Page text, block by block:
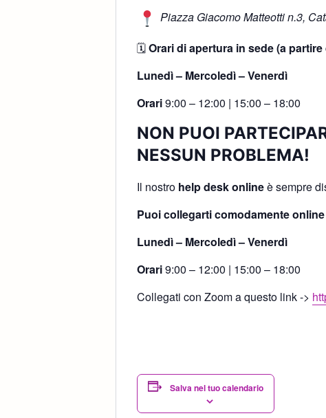
Piazza Giacomo Matteotti n.3,
🗓Orari di apertura in sede (a
Lunedì – Mercoledì – Venerdì
Orari9:00 – 12:00 | 15:00 – 18:00
NON PUOI
NESSUN PROBLEMA!
Il nostro help desk onlineè sempre
Puoi collegarti comodamente
Lunedì – Mercoledì – Venerdì
Orari9:00 – 12:00 | 15:00 – 18:00
Collegati con Zoom a questo link ->
Salva nel tuo calendario